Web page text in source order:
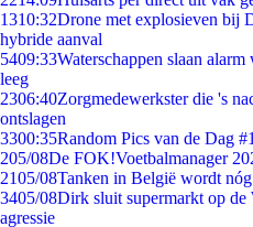
1310:32Drone met explosieven bij
hybride aanval
5409:33Waterschappen slaan
leeg
2306:40Zorgmedewerkster die 's
ontslagen
3300:35Random Pics van de Dag
205/08De FOK!Voetbalmanager
2105/08Tanken in België wordt
3405/08Dirk sluit supermarkt op de
agressie